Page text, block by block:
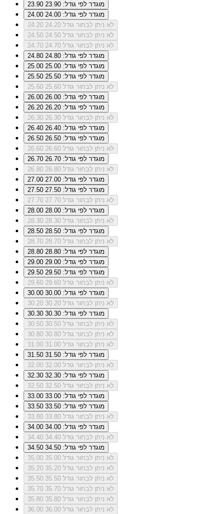
23.90
מוגדר לפי גודל: 23.90
24.00
מוגדר לפי גודל: 24.00
24.20
לא ניתן לבחור גודל 24.20
24.50
לא ניתן לבחור גודל 24.50
24.70
לא ניתן לבחור גודל 24.70
24.80
מוגדר לפי גודל: 24.80
25.00
מוגדר לפי גודל: 25.00
25.50
מוגדר לפי גודל: 25.50
25.60
לא ניתן לבחור גודל 25.60
26.00
מוגדר לפי גודל: 26.00
26.20
מוגדר לפי גודל: 26.20
26.30
לא ניתן לבחור גודל 26.30
26.40
מוגדר לפי גודל: 26.40
26.50
מוגדר לפי גודל: 26.50
26.60
לא ניתן לבחור גודל 26.60
26.70
מוגדר לפי גודל: 26.70
26.80
לא ניתן לבחור גודל 26.80
27.00
מוגדר לפי גודל: 27.00
27.50
מוגדר לפי גודל: 27.50
27.70
לא ניתן לבחור גודל 27.70
28.00
מוגדר לפי גודל: 28.00
28.30
לא ניתן לבחור גודל 28.30
28.50
מוגדר לפי גודל: 28.50
28.70
לא ניתן לבחור גודל 28.70
28.80
מוגדר לפי גודל: 28.80
29.00
מוגדר לפי גודל: 29.00
29.50
מוגדר לפי גודל: 29.50
29.60
לא ניתן לבחור גודל 29.60
30.00
מוגדר לפי גודל: 30.00
30.20
לא ניתן לבחור גודל 30.20
30.30
מוגדר לפי גודל: 30.30
30.50
לא ניתן לבחור גודל 30.50
30.80
לא ניתן לבחור גודל 30.80
31.00
לא ניתן לבחור גודל 31.00
31.50
מוגדר לפי גודל: 31.50
32.00
לא ניתן לבחור גודל 32.00
32.30
מוגדר לפי גודל: 32.30
32.50
לא ניתן לבחור גודל 32.50
33.00
מוגדר לפי גודל: 33.00
33.50
מוגדר לפי גודל: 33.50
33.80
לא ניתן לבחור גודל 33.80
34.00
מוגדר לפי גודל: 34.00
34.40
לא ניתן לבחור גודל 34.40
34.50
מוגדר לפי גודל: 34.50
35.00
לא ניתן לבחור גודל 35.00
35.20
לא ניתן לבחור גודל 35.20
35.50
לא ניתן לבחור גודל 35.50
35.70
לא ניתן לבחור גודל 35.70
35.80
לא ניתן לבחור גודל 35.80
36.00
לא ניתן לבחור גודל 36.00